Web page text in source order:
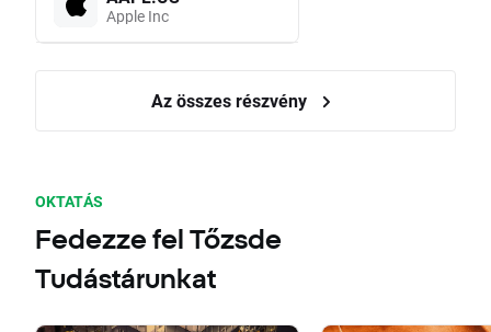
Apple Inc
Az összes részvény
OKTATÁS
Fedezze fel Tőzsde
Tudástárunkat